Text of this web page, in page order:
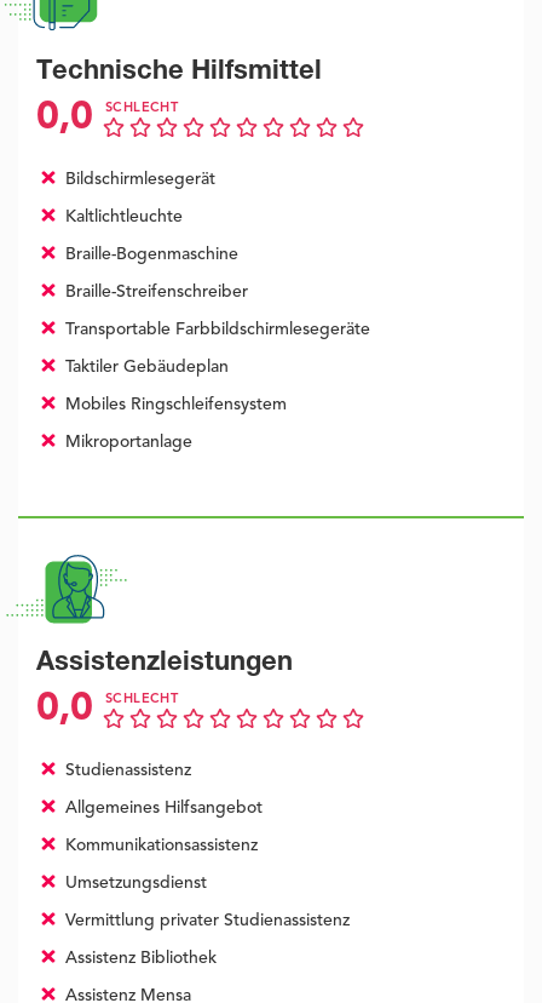
Technische Hilfsmittel
0,0 SCHLECHT
Bildschirmlesegerät
Kaltlichtleuchte
Braille-Bogenmaschine
Braille-Streifenschreiber
Transportable Farbbildschirmlesegeräte
Taktiler Gebäudeplan
Mobiles Ringschleifensystem
Mikroportanlage
Assistenzleistungen
0,0 SCHLECHT
Studienassistenz
Allgemeines Hilfsangebot
Kommunikationsassistenz
Umsetzungsdienst
Vermittlung privater Studienassistenz
Assistenz Bibliothek
Assistenz Mensa